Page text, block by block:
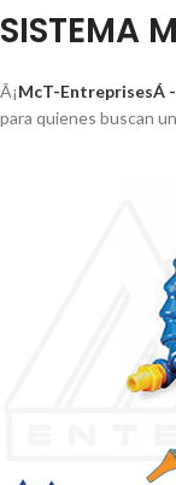
SISTEMA
Â¡McT-EntreprisesÁ
para quienes buscan